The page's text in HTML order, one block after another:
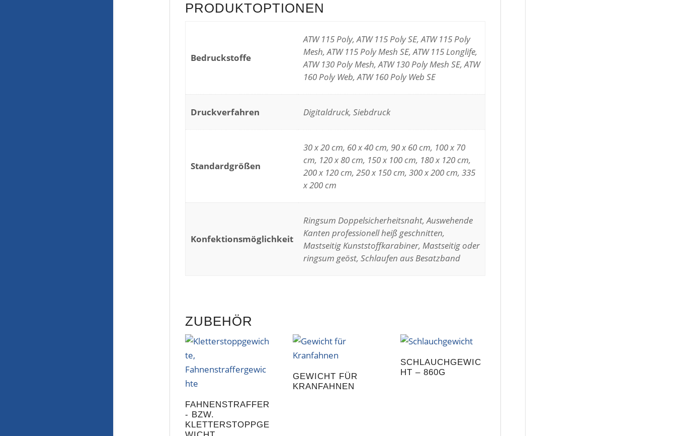
PRODUKTOPTIONEN
Bedruckstoffe
ATW 115 Poly, ATW 115 Poly SE, ATW 115 Poly
Mesh, ATW 115 Poly Mesh SE, ATW 115 Longlife,
ATW 130 Poly Mesh, ATW 130 Poly Mesh SE, ATW
160 Poly Web, ATW 160 Poly Web SE
Druckverfahren Digitaldruck, Siebdruck
Standardgrößen
30 x 20 cm, 60 x 40 cm, 90 x 60 cm, 100 x 70
cm, 120 x 80 cm, 150 x 100 cm, 180 x 120 cm,
200 x 120 cm, 250 x 150 cm, 300 x 200 cm, 335
x 200 cm
Konfektionsmöglichkeit
Ringsum Doppelsicherheitsnaht, Auswehende
Kanten professionell heiß geschnitten,
Mastseitig Kunststoffkarabiner, Mastseitig oder
ringsum geöst, Schlaufen aus Besatzband
ZUBEHÖR
FAHNENSTRAFFER
- BZW.
KLETTERSTOPPGE
GEWICHT FÜR
KRANFAHNEN
SCHLAUCHGEWIC
HT – 860G